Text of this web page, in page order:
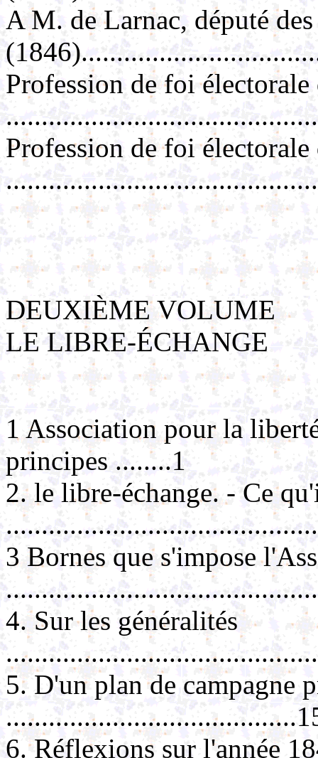
A M. de Larnac, député
Profession de foi électorale
Profession de foi électorale
DEUXIÈME VOLUME
LE LIBRE-ÉCHANGE
1 Association pour la
principes ........1
2. le libre-échange. - Ce
3 Bornes que s'impose
4. Sur les généralités
5. D'un plan de campagne
6. Réflexions sur l'année